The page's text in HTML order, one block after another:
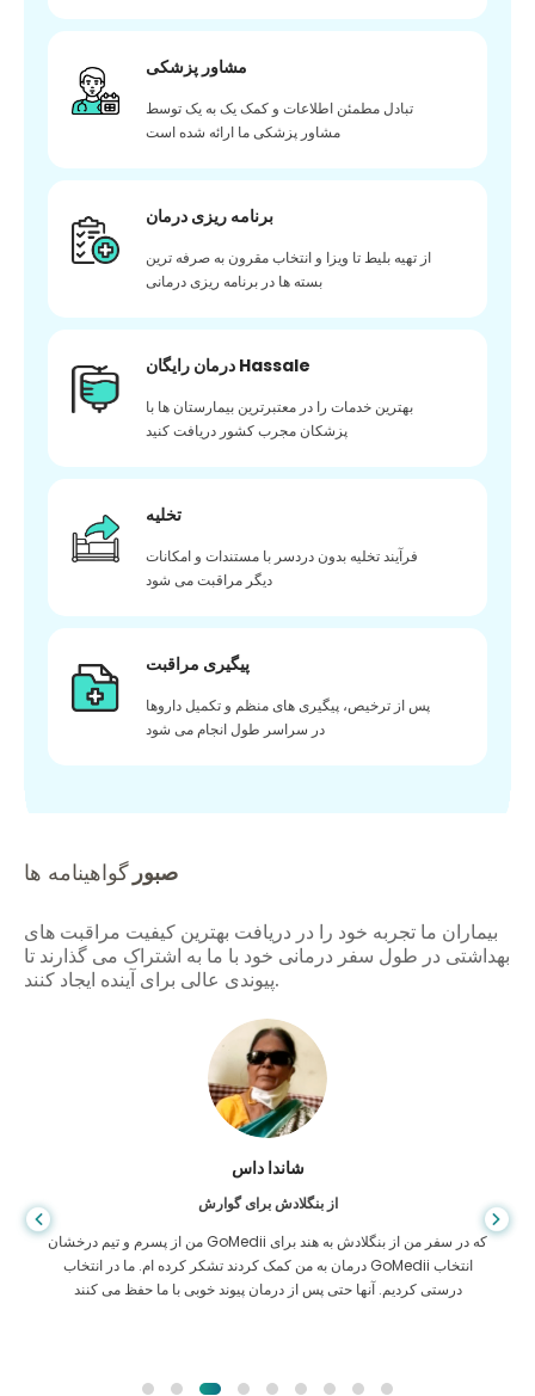
مشاور پزشکی
تبادل مطمئن اطلاعات و کمک یک به یک توسط
مشاور پزشکی ما ارائه شده است
برنامه ریزی درمان
از تهیه بلیط تا ویزا و انتخاب مقرون به صرفه ترین
بسته ها در برنامه ریزی درمانی
درمان رایگان Hassale
بهترین خدمات را در معتبرترین بیمارستان ها با
پزشکان مجرب کشور دریافت کنید
تخلیه
فرآیند تخلیه بدون دردسر با مستندات و امکانات
دیگر مراقبت می شود
پیگیری مراقبت
پس از ترخیص، پیگیری های منظم و تکمیل داروها
در سراسر طول انجام می شود
صبور گواهینامه ها
بیماران ما تجربه خود را در دریافت بهترین کیفیت مراقبت های
بهداشتی در طول سفر درمانی خود با ما به اشتراک می گذارند تا
پیوندی عالی برای آینده ایجاد کنند.
شاندا داس
از بنگلادش برای گوارش
من از پسرم و تیم درخشان GoMedii که در سفر من از بنگلادش به هند برای
درمان به من کمک کردند تشکر کرده ام. ما در انتخاب GoMedii انتخاب
درستی کردیم. آنها حتی پس از درمان پیوند خوبی با ما حفظ می کنند